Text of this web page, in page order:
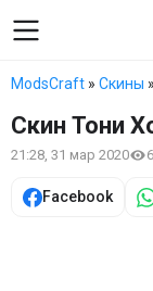
ModsCraft » Скины
Скин Тони
21:28, 31 мар 2020
Facebook